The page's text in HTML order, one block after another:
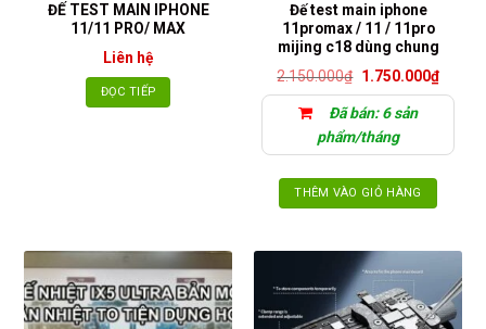
ĐẾ TEST MAIN IPHONE
11/11 PRO/ MAX
Liên hệ
ĐỌC TIẾP
Đế test main iphone
11promax / 11 / 11pro
mijing c18 dùng chung
2.150.000₫ Giá
là:
2.150.000₫.
1.750.000₫Giá
hiện
tại
Đã bán: 6 sản
phẩm/tháng
THÊM VÀO GIỎ HÀNG